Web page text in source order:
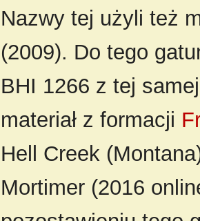
Nazwy tej użyli też
(2009). Do tego
BHI 1266 z tej
materiał z formacji
Hell Creek
Mortimer (2016